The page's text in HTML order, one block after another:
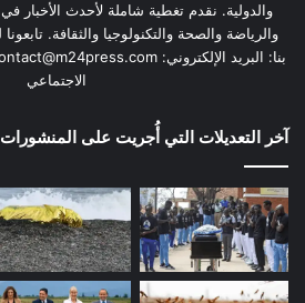
والدولية. نقدم تغطية شاملة لأحدث الأخبار
والرياضة والصحة والتكنولوجيا والثقافة.
بنا: البريد الإلكتروني:
الاجتماعي
آخر التعديلات التي أُجريت على المنشورات